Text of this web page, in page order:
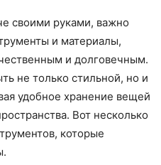
своими руками, важно
и материалы,
и долговечным.
не только стильной, но и
удобное хранение вещей
Вот несколько
которые